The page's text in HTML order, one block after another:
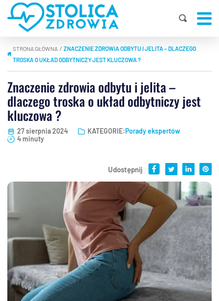
STRONA GŁÓWNA | ZNACZENIE ZDROWIA ODBYTU I JELITA – DLACZEGO
TROSKA O UKŁAD ODBYTNICZY JEST KLUCZOWA ?
Znaczenie zdrowia odbytu i jelita –
dlaczego troska o układ odbytniczy jest
kluczowa ?
27 sierpnia 2024 KATEGORIE:Porady ekspertów
4 minuty
Udostępnij